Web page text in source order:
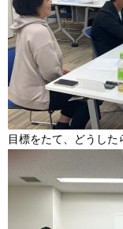
目標をたて、どうし